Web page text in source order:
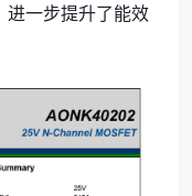
进一步提升了能效